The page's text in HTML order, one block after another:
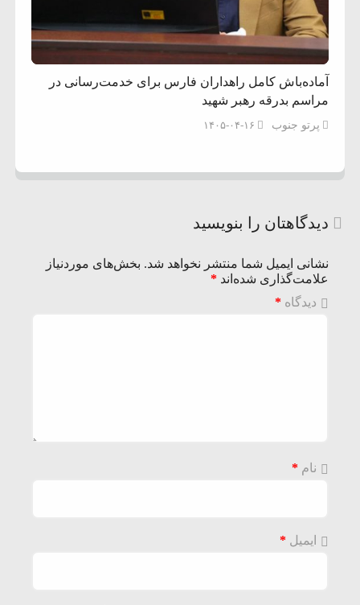
آماده‌باش کامل راهداران فارس برای خدمت‌رسانی در
مراسم بدرقه رهبر شهید
پرتو جنوب ۱۴۰۵-۰۴-۱۶
دیدگاهتان را بنویسید
نشانی ایمیل شما منتشر نخواهد شد. بخش‌های موردنیاز
علامت‌گذاری شده‌اند *
دیدگاه *
نام *
ایمیل *